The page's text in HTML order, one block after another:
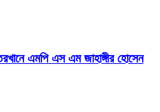
এমপি এস এম জাহাঙ্গীর হোসেন